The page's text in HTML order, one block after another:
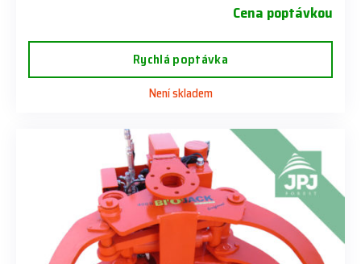
Cena poptávkou
Rychlá poptávka
Není skladem